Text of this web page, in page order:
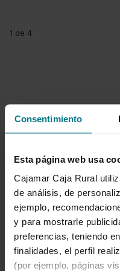
Consentimiento
Esta página web usa
Cajamar Caja Rural
de análisis, de
ejemplo,
y para mostrarle
preferencias, teniendo
finalidades, el perfil
(por ejemplo, páginas
1 de 4
importante
Documento
comisiones(PDF
Lista de servicios
asociados a una
143,4 KB)